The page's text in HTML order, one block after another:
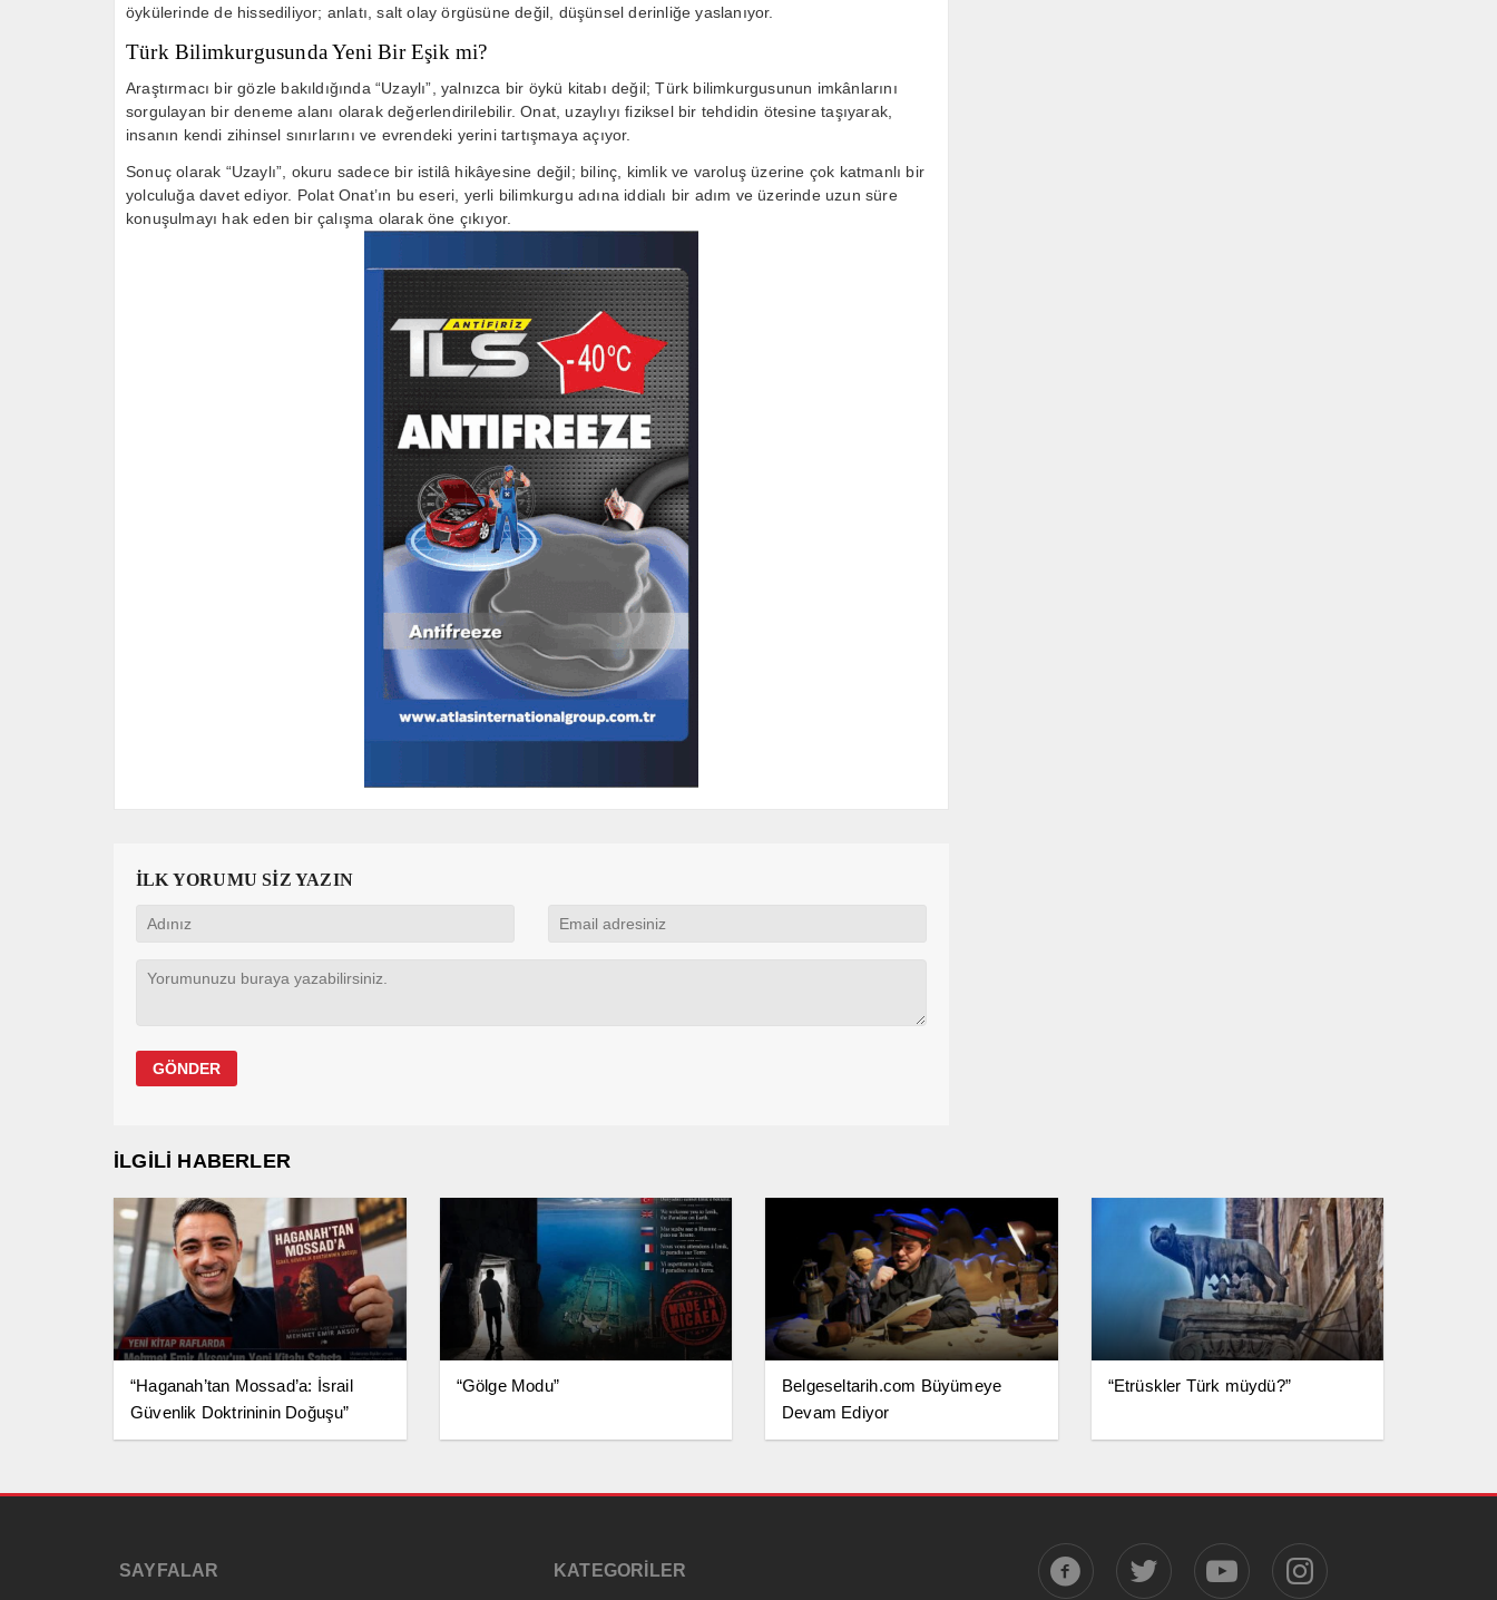
öykülerinde de hissediliyor; anlatı, salt olay örgüsüne değil, düşünsel derinliğe yaslanıyor.
Türk Bilimkurgusunda Yeni Bir Eşik mi?
Araştırmacı bir gözle bakıldığında “Uzaylı”, yalnızca bir öykü kitabı değil; Türk bilimkurgusunun imkânlarını
sorgulayan bir deneme alanı olarak değerlendirilebilir. Onat, uzaylıyı fiziksel bir tehdidin ötesine taşıyarak,
insanın kendi zihinsel sınırlarını ve evrendeki yerini tartışmaya açıyor.
Sonuç olarak “Uzaylı”, okuru sadece bir istilâ hikâyesine değil; bilinç, kimlik ve varoluş üzerine çok katmanlı bir
yolculuğa davet ediyor. Polat Onat’ın bu eseri, yerli bilimkurgu adına iddialı bir adım ve üzerinde uzun süre
konuşulmayı hak eden bir çalışma olarak öne çıkıyor.
İLK YORUMU SİZ YAZIN
İLGİLİ HABERLER
“Haganah’tan Mossad’a: İsrail
Güvenlik Doktrininin Doğuşu”
Okuyucuyla Buluştu
“Gölge Modu”
Belgeseltarih.com Büyümeye
Devam Ediyor
“Etrüskler Türk müydü?”
SAYFALAR KATEGORİLER